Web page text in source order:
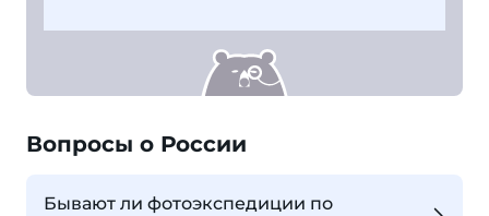
Вопросы о России
Бывают ли фотоэкспедиции по